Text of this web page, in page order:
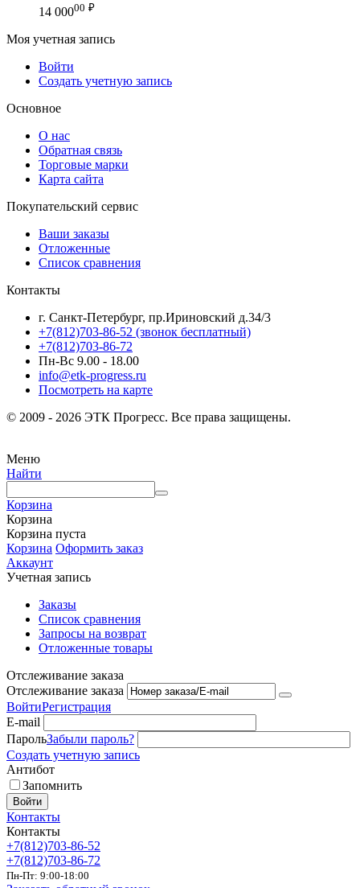
14 00000 ₽
Моя учетная запись
Войти
Создать учетную запись
Основное
О нас
Обратная связь
Торговые марки
Карта сайта
Покупательский сервис
Ваши заказы
Отложенные
Список сравнения
Контакты
г. Санкт-Петербург, пр.Ириновский д.34/3
+7(812)703-86-52 (звонок бесплатный)
+7(812)703-86-72
Пн-Вс 9.00 - 18.00
info@etk-progress.ru
Посмотреть на карте
© 2009 - 2026 ЭТК Прогресс. Все права защищены.
Меню
Найти
Корзина
Корзина
Корзина пуста
Корзина Оформить заказ
Аккаунт
Учетная запись
Заказы
Список сравнения
Запросы на возврат
Отложенные товары
Отслеживание заказа
Отслеживание заказа
ВойтиРегистрация
E-mail
ПарольЗабыли пароль?
Создать учетную запись
Антибот
Запомнить
Войти
Контакты
Контакты
+7(812)703-86-52
+7(812)703-86-72
Пн-Пт: 9:00-18:00